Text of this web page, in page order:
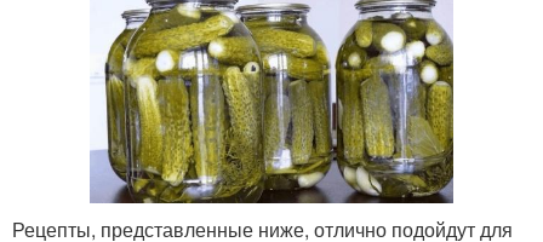
Рецепты, представленные ниже, отлично подойдут для